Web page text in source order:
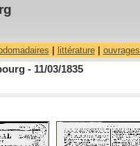
littérature|
- 11/03/1835